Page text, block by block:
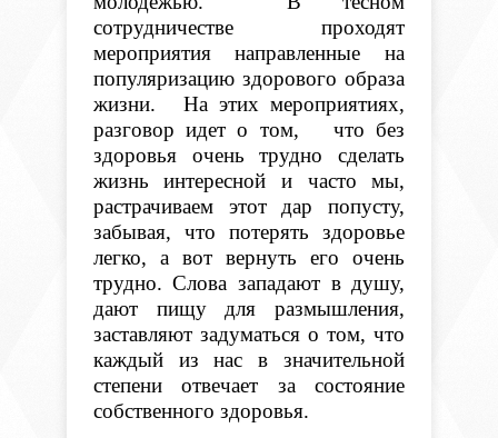
сотрудничестве проходят
мероприятия направленные на
популяризацию здорового образа
жизни.
На этих мероприятиях,
разговор идет о том, что без
здоровья очень трудно сделать
жизнь интересной и часто мы,
растрачиваем этот дар попусту,
забывая, что потерять здоровье
легко, а вот вернуть его очень
трудно. Слова западают в душу,
дают пищу для размышления,
заставляют задуматься о том, что
каждый из нас в значительной
степени отвечает за состояние
собственного здоровья.